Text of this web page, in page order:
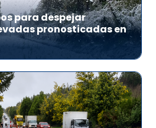
para despejar
pronosticadas en